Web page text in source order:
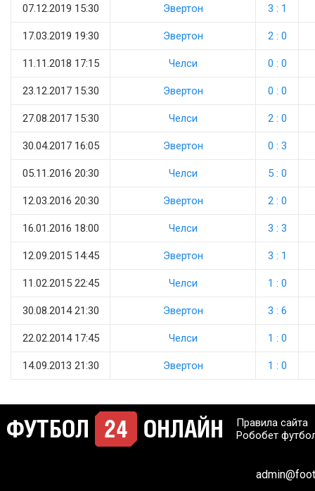
07.12.2019 15:30 Эвертон 3 : 1
17.03.2019 19:30 Эвертон 2 : 0
11.11.2018 17:15 Челси 0 : 0
23.12.2017 15:30 Эвертон 0 : 0
27.08.2017 15:30 Челси 2 : 0
30.04.2017 16:05 Эвертон 0 : 3
05.11.2016 20:30 Челси 5 : 0
12.03.2016 20:30 Эвертон 2 : 0
16.01.2016 18:00 Челси 3 : 3
12.09.2015 14:45 Эвертон 3 : 1
11.02.2015 22:45 Челси 1 : 0
30.08.2014 21:30 Эвертон 3 : 6
22.02.2014 17:45 Челси 1 : 0
14.09.2013 21:30 Эвертон 1 : 0
Правила сайта
Робобет